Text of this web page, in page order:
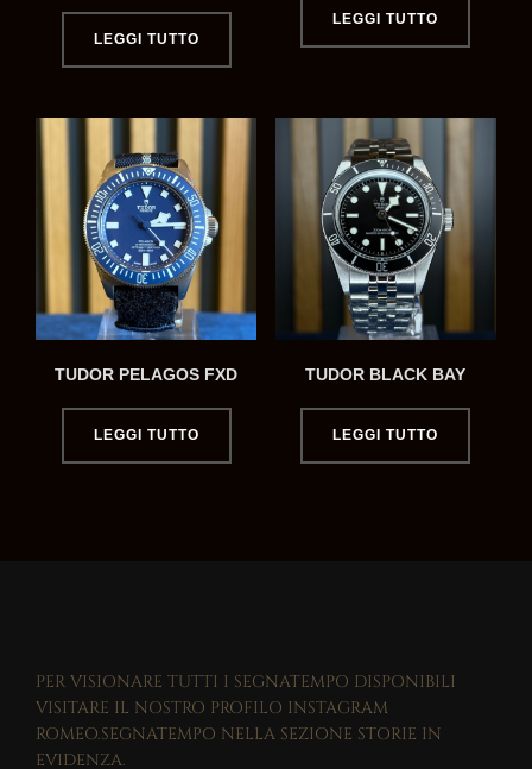
LEGGI TUTTO
LEGGI TUTTO
TUDOR PELAGOS FXD
LEGGI TUTTO
TUDOR BLACK BAY
LEGGI TUTTO
PER VISIONARE TUTTI I SEGNATEMPO DISPONIBILI
VISITARE IL NOSTRO PROFILO INSTAGRAM
ROMEO.SEGNATEMPO NELLA SEZIONE STORIE IN
EVIDENZA.